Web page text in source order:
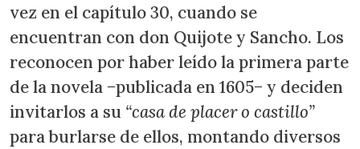
vez en el capítulo 30, cuando se
encuentran con don Quijote y Sancho. Los
reconocen por haber leído la primera parte
de la novela −publicada en 1605− y deciden
invitarlos a su “casa de placer o castillo”
para burlarse de ellos, montando diversos